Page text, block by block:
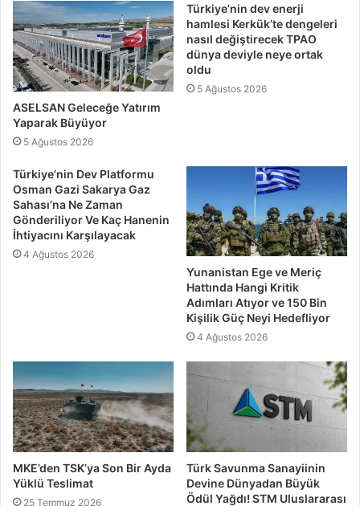
ASELSAN Geleceğe Yatırım
Yaparak Büyüyor
5 Ağustos 2026
Türkiye’nin dev enerji
hamlesi Kerkük’te dengeleri
nasıl değiştirecek TPAO
dünya deviyle neye ortak
oldu
5 Ağustos 2026
Türkiye’nin Dev Platformu
Osman Gazi Sakarya Gaz
Sahası’na Ne Zaman
Gönderiliyor Ve Kaç Hanenin
İhtiyacını Karşılayacak
4 Ağustos 2026
Yunanistan Ege ve Meriç
Hattında Hangi Kritik
Adımları Atıyor ve 150 Bin
Kişilik Güç Neyi Hedefliyor
4 Ağustos 2026
MKE’den TSK’ya Son Bir Ayda
Yüklü Teslimat
25 Temmuz 2026
Türk Savunma Sanayiinin
Devine Dünyadan Büyük
Ödül Yağdı! STM Uluslararası